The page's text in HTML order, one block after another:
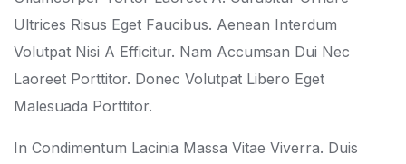
Ultrices Risus Eget Faucibus. Aenean Interdum
Volutpat Nisi A Efficitur. Nam Accumsan Dui Nec
Laoreet Porttitor. Donec Volutpat Libero Eget
Malesuada Porttitor.
In Condimentum Lacinia Massa Vitae Viverra. Duis